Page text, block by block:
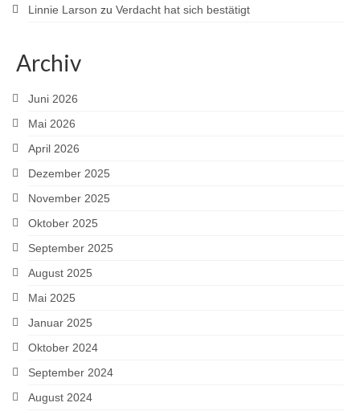
Linnie Larson zu Verdacht hat sich bestätigt
Archiv
Juni 2026
Mai 2026
April 2026
Dezember 2025
November 2025
Oktober 2025
September 2025
August 2025
Mai 2025
Januar 2025
Oktober 2024
September 2024
August 2024